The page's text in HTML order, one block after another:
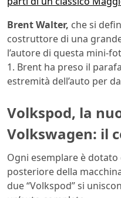
Brent Walter, che si
costruttore di una
l’autore di questa mini-
1. Brent ha preso il
estremità dell’auto per
Volkspod, la
Volkswagen: il
Ogni esemplare è
posteriore della
due “Volkspod” si